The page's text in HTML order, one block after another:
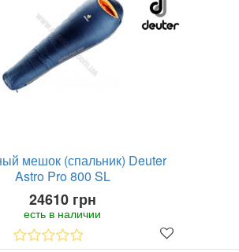
мешок (спальник) Deuter
Astro Pro 800 SL
24610 грн
есть в наличии